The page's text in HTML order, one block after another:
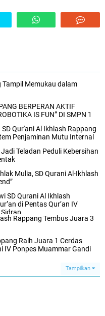
Tampil Memukau dalam
BERPERAN AKTIF
IS FUN” DI SMPN 1
Qur'ani Al Ikhlash Rappang
Penjaminan Mutu Internal
Teladan Peduli Kebersihan
Mulia, SD Qurani Al-Ikhlash
SD Qurani Al Ikhlash
di Pentas Qur’an IV
Rappang Tembus Juara 3
Raih Juara 1 Cerdas
IV Ponpes Muammar Gandi
Tampilkan